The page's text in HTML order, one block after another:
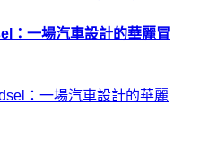
：一場汽車設計的華麗冒